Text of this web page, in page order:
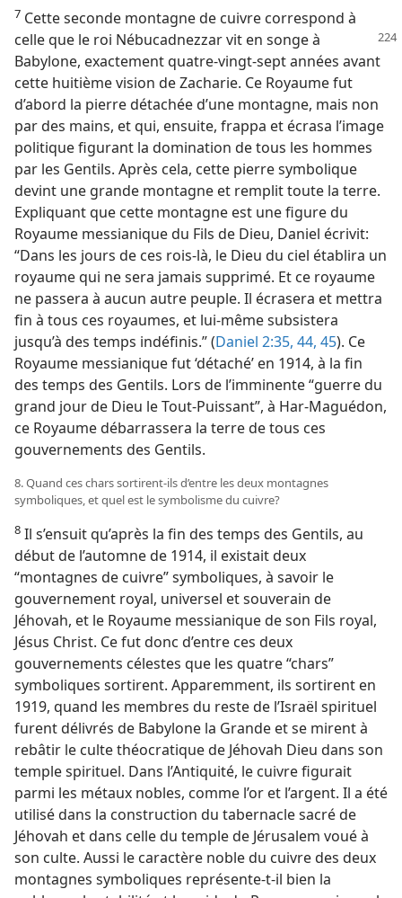
7 Cette seconde montagne de cuivre correspond à
celleque le roi Nébucadnezzar vit en songe à
Babylone, exactement quatre-vingt-sept années avant
cette huitième vision de Zacharie. Ce Royaume fut
d’abord la pierre détachée d’une montagne, mais non
par des mains, et qui, ensuite, frappa et écrasa l’image
politique figurant la domination de tous les hommes
par les Gentils. Après cela, cette pierre symbolique
devint une grande montagne et remplit toute la terre.
Expliquant que cette montagne est une figure du
Royaume messianique du Fils de Dieu, Daniel écrivit:
“Dans les jours de ces rois-​là, le Dieu du ciel établira un
royaume qui ne sera jamais supprimé. Et ce royaume
ne passera à aucun autre peuple. Il écrasera et mettra
fin à tous ces royaumes, et lui-​même subsistera
jusqu’à des temps indéfinis.” (Daniel 2:35, 44, 45). Ce
Royaume messianique fut ‘détaché’ en 1914, à la fin
des temps des Gentils. Lors de l’imminente “guerre du
grand jour de Dieu le Tout-Puissant”, à Har-Maguédon,
ce Royaume débarrassera la terre de tous ces
gouvernements des Gentils.
8. Quand ces chars sortirent-​ils d’entre les deux montagnes
symboliques, et quel est le symbolisme du cuivre?
8 Il s’ensuit qu’après la fin des temps des Gentils, au
début de l’automne de 1914, il existait deux
“montagnes de cuivre” symboliques, à savoir le
gouvernement royal, universel et souverain de
Jéhovah, et le Royaume messianique de son Fils royal,
Jésus Christ. Ce fut donc d’entre ces deux
gouvernements célestes que les quatre “chars”
symboliques sortirent. Apparemment, ils sortirent en
1919, quand les membres du reste de l’Israël spirituel
furent délivrés de Babylone la Grande et se mirent à
rebâtir le culte théocratique de Jéhovah Dieu dans son
temple spirituel. Dans l’Antiquité, le cuivre figurait
parmi les métaux nobles, comme l’or et l’argent. Il a été
utilisé dans la construction du tabernacle sacré de
Jéhovah et dans celle du temple de Jérusalem voué à
son culte. Aussi le caractère noble du cuivre des deux
montagnes symboliques représente-​t-​il bien la